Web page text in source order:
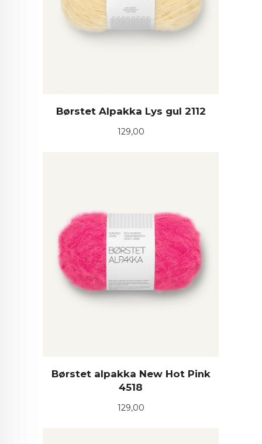
Børstet Alpakka Lys gul 2112
Pris
129,00
Børstet alpakka New Hot Pink
4518
Pris
129,00